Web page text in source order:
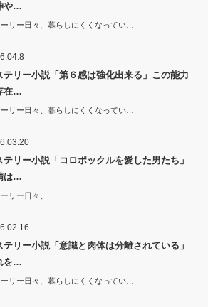
や…
リー日々、暮らしにくくなってい…
テリー小説「第６感は強化出来る」この能力
在…
リー日々、暮らしにくくなってい…
テリー小説「コロポックルを愛した男たち」
は…
リー日々、…
テリー小説「意識と肉体は分離されている」
を…
リー日々、暮らしにくくなってい…